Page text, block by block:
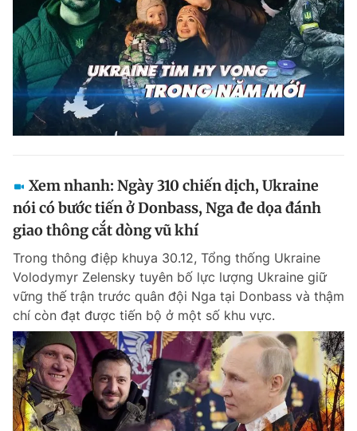
Xem nhanh: Ngày 310 chiến dịch, Ukraine
nói có bước tiến ở Donbass, Nga đe dọa đánh
giao thông cắt dòng vũ khí
Trong thông điệp khuya 30.12, Tổng thống Ukraine
Volodymyr Zelensky tuyên bố lực lượng Ukraine giữ
vững thế trận trước quân đội Nga tại Donbass và thậm
chí còn đạt được tiến bộ ở một số khu vực.